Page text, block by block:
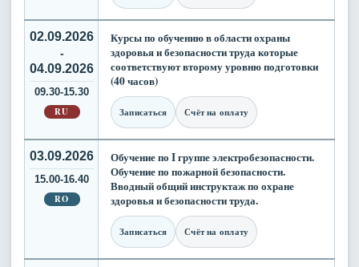
02.09.2026
-
04.09.2026
09.30-15.30
RU
Курсы по обучению в области охраны
здоровья и безопасности труда которые
соответствуют второму уровню подготовки
(40 часов)
Записаться Счёт на оплату
03.09.2026
15.00-16.40
RO
Обучение по I группе электробезопасности.
Обучение по пожарной безопасности.
Вводный общий инструктаж по охране
здоровья и безопасности труда.
Записаться Счёт на оплату